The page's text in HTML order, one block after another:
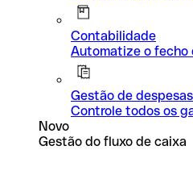
Contabilidade
Automatize o fecho
Gestão de
Controle todos os
Novo
Gestão do fluxo de caixa